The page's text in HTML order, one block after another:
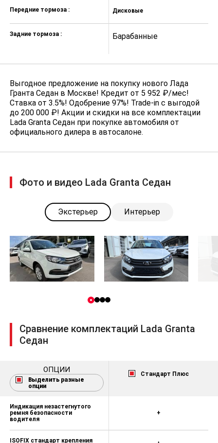
Передние тормоза :
Задние тормоза :
Дисковые
Барабанные
Выгодное предложение на покупку нового Лада
Гранта Седан в Москве! Кредит от 5 952 ₽/мес!
Ставка от 3.5%! Одобрение 97%! Trade-in с выгодой
до 200 000 ₽! Акции и скидки на все комплектации
Lada Granta Седан при покупке автомобиля от
официального дилера в автосалоне.
Фото и видео Lada Granta Седан
Экстерьер Интерьер
Сравнение комплектаций Lada Granta
Седан
ОПЦИИ
Выделить разные
опции
Стандарт Плюс
Индикация незастегнутого
ремня безопасности
водителя
ISOFIX стандарт крепления
+